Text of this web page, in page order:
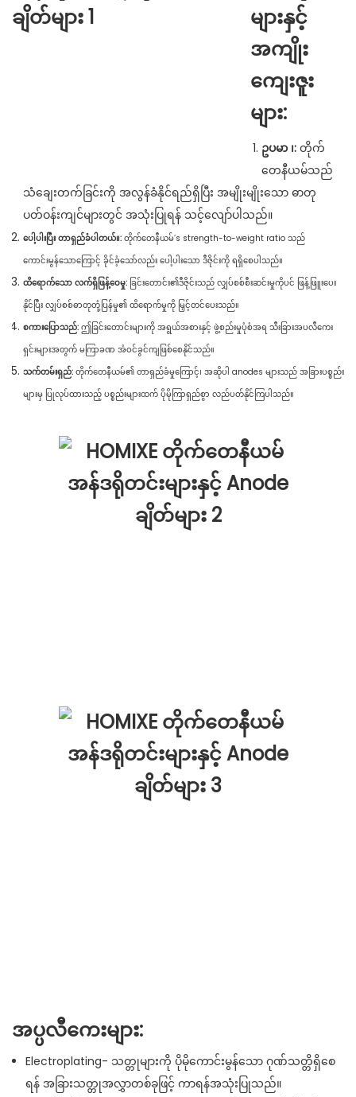
များနှင့်
အကျိုး
ကျေးဇူး
များ:
ဥပမာ ၊: တိုက်
တေနီယမ်သည်
သံချေးတက်ခြင်းကို အလွန်ခံနိုင်ရည်ရှိပြီး အမျိုးမျိုးသော ဓာတု
ပတ်ဝန်းကျင်များတွင် အသုံးပြုရန် သင့်လျော်ပါသည်။
ပေါ့ပါးပြီး တာရှည်ခံပါတယ်။: တိုက်တေနီယမ်’s strength-to-weight ratio သည်
ကောင်းမွန်သောကြောင့် ခိုင်ခံ့သော်လည်း ပေါ့ပါးသော ဒီဇိုင်းကို ရရှိစေပါသည်။
ထိရောက်သော လက်ရှိဖြန့်ဝေမှု: ခြင်းတောင်း၏ဒီဇိုင်းသည် လျှပ်စစ်စီးဆင်းမှုကိုပင် ဖြန့်ဖြူးပေး
နိုင်ပြီး လျှပ်စစ်ဓာတုတုံ့ပြန်မှု၏ ထိရောက်မှုကို မြှင့်တင်ပေးသည်။
စကားပြောသည်: ဤခြင်းတောင်းများကို အရွယ်အစားနှင့် ဖွဲ့စည်းမှုပုံစံအရ သီးခြားအပလီကေး
ရှင်းများအတွက် မကြာခဏ အံဝင်ခွင်ကျဖြစ်စေနိုင်သည်။
သက်တမ်းရှည်: တိုက်တေနီယမ်၏ တာရှည်ခံမှုကြောင့်၊ အဆိုပါ anodes များသည် အခြားပစ္စည်း
များမှ ပြုလုပ်ထားသည့် ပစ္စည်းများထက် ပိုမိုကြာရှည်စွာ လည်ပတ်နိုင်ကြပါသည်။
အပ္ပလီကေးများ:
Electroplating- သတ္တုများကို ပိုမိုကောင်းမွန်သော ဂုဏ်သတ္တိရှိစေ
ရန် အခြားသတ္တုအလွှာတစ်ခုဖြင့် ကာရန်အသုံးပြုသည်။